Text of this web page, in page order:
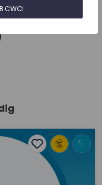
Dwyieithog: Penbleth
Add to favourites
Add to favourites
Dwyieithog:
CWCI